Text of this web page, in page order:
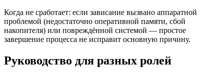
Когда не сработает: если зависание вызвано аппаратной
проблемой (недостаточно оперативной памяти, сбой
накопителя) или повреждённой системой — простое
завершение процесса не исправит основную причину.
Руководство для разных ролей